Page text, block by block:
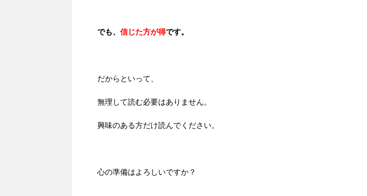
でも、 信じた方が得です。
だからといって、
無理して読む必要はありません。
興味のある方だけ読んでください。
心の準備はよろしいですか？